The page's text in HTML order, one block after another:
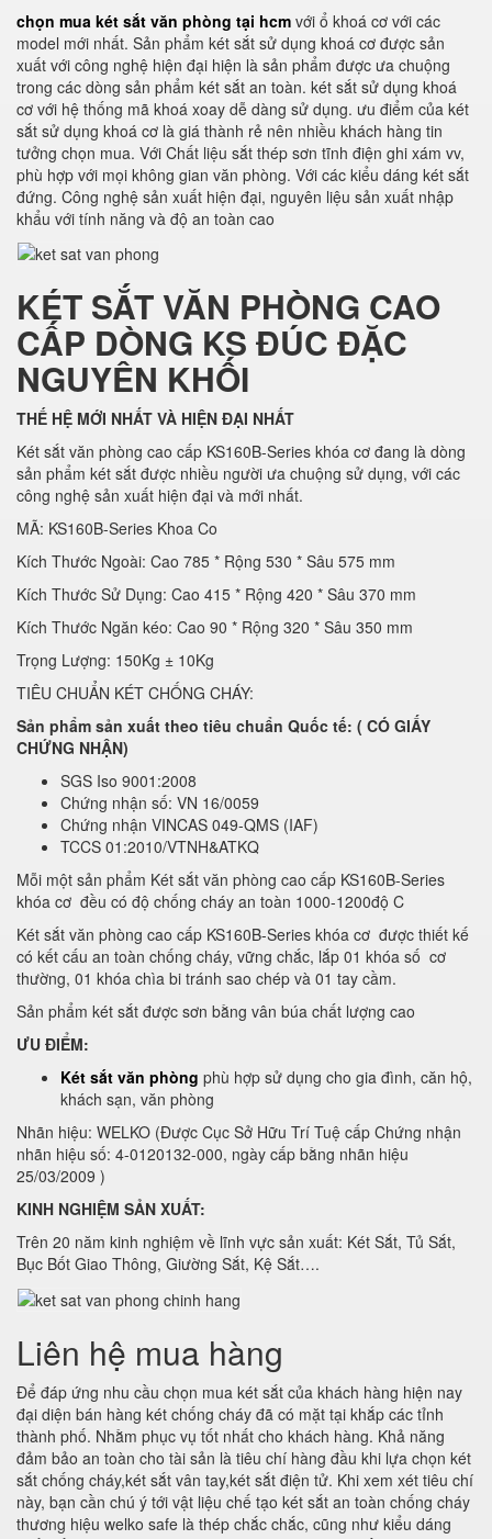
chọn mua két sắt văn phòng tại hcm với ổ khoá cơ với các
model mới nhất. Sản phẩm két sắt sử dụng khoá cơ được sản
xuất với công nghệ hiện đại hiện là sản phẩm được ưa chuộng
trong các dòng sản phẩm két sắt an toàn. két sắt sử dụng khoá
cơ với hệ thống mã khoá xoay dễ dàng sử dụng. ưu điểm của két
sắt sử dụng khoá cơ là giá thành rẻ nên nhiều khách hàng tin
tưởng chọn mua. Với Chất liệu sắt thép sơn tĩnh điện ghi xám vv,
phù hợp với mọi không gian văn phòng. Với các kiểu dáng két sắt
đứng. Công nghệ sản xuất hiện đại, nguyên liệu sản xuất nhập
khẩu với tính năng và độ an toàn cao
KÉT SẮT VĂN PHÒNG CAO
CẤP DÒNG KS ĐÚC ĐẶC
NGUYÊN KHỐI
THẾ HỆ MỚI NHẤT VÀ HIỆN ĐẠI NHẤT
Két sắt văn phòng cao cấp KS160B-Series khóa cơ đang là dòng
sản phẩm két sắt được nhiều người ưa chuộng sử dụng, với các
công nghệ sản xuất hiện đại và mới nhất.
MÃ: KS160B-Series Khoa Co
Kích Thước Ngoài: Cao 785 * Rộng 530 * Sâu 575 mm
Kích Thước Sử Dụng: Cao 415 * Rộng 420 * Sâu 370 mm
Kích Thước Ngăn kéo: Cao 90 * Rộng 320 * Sâu 350 mm
Trọng Lượng: 150Kg ± 10Kg
TIÊU CHUẨN KÉT CHỐNG CHÁY:
Sản phẩm sản xuất theo tiêu chuẩn Quốc tế: ( CÓ GIẤY
CHỨNG NHẬN)
SGS Iso 9001:2008
Chứng nhận số: VN 16/0059
Chứng nhận VINCAS 049-QMS (IAF)
TCCS 01:2010/VTNH&ATKQ
Mỗi một sản phẩm Két sắt văn phòng cao cấp KS160B-Series
khóa cơ đều có độ chống cháy an toàn 1000-1200độ C
Két sắt văn phòng cao cấp KS160B-Series khóa cơ được thiết kế
có kết cấu an toàn chống cháy, vững chắc, lắp 01 khóa số cơ
thường, 01 khóa chìa bi tránh sao chép và 01 tay cầm.
Sản phẩm két sắt được sơn bằng vân búa chất lượng cao
ƯU ĐIỂM:
Két sắt văn phòng phù hợp sử dụng cho gia đình, căn hộ,
khách sạn, văn phòng
Nhãn hiệu: WELKO (Được Cục Sở Hữu Trí Tuệ cấp Chứng nhận
nhãn hiệu số: 4-0120132-000, ngày cấp bằng nhãn hiệu
25/03/2009 )
KINH NGHIỆM SẢN XUẤT:
Trên 20 năm kinh nghiệm về lĩnh vực sản xuất: Két Sắt, Tủ Sắt,
Bục Bốt Giao Thông, Giường Sắt, Kệ Sắt….
Liên hệ mua hàng
Để đáp ứng nhu cầu chọn mua két sắt của khách hàng hiện nay
đại diện bán hàng két chống cháy đã có mặt tại khắp các tỉnh
thành phố. Nhằm phục vụ tốt nhất cho khách hàng. Khả năng
đảm bảo an toàn cho tài sản là tiêu chí hàng đầu khi lựa chọn két
sắt chống cháy,két sắt vân tay,két sắt điện tử. Khi xem xét tiêu chí
này, bạn cần chú ý tới vật liệu chế tạo két sắt an toàn chống cháy
thương hiệu welko safe là thép chắc chắc, cũng như kiểu dáng